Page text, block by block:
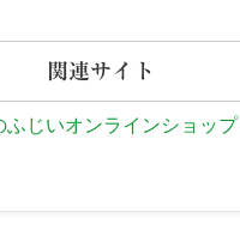
関連サイト
ふじいオンラインショップ